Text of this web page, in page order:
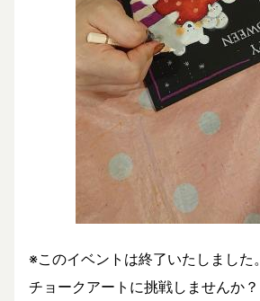
※このイベントは終了いたしました。
チョークアートに挑戦しませんか？